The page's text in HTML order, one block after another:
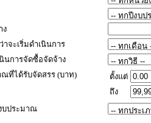
ง
าจะเริ่มดำเนินการ
นการจัดซื้อจัดจ้าง
ณที่ได้รับจัดสรร (บาท)
ตั้งแต่
ถึง
บประมาณ